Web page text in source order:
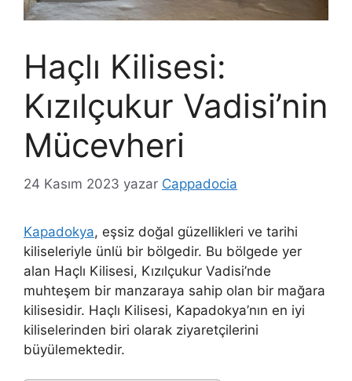
Haçlı Kilisesi:
Kızılçukur Vadisi’nin
Mücevheri
24 Kasım 2023 yazar Cappadocia
Kapadokya, eşsiz doğal güzellikleri ve tarihi
kiliseleriyle ünlü bir bölgedir. Bu bölgede yer
alan Haçlı Kilisesi, Kızılçukur Vadisi’nde
muhteşem bir manzaraya sahip olan bir mağara
kilisesidir. Haçlı Kilisesi, Kapadokya’nın en iyi
kiliselerinden biri olarak ziyaretçilerini
büyülemektedir.